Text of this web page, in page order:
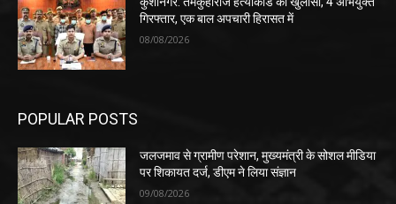
गिरफ्तार, एक बाल अपचारी हिरासत में
08/08/2026
POPULAR POSTS
जलजमाव से ग्रामीण परेशान, मुख्यमंत्री के सोशल मीडिया
पर शिकायत दर्ज, डीएम ने लिया संज्ञान
09/08/2026